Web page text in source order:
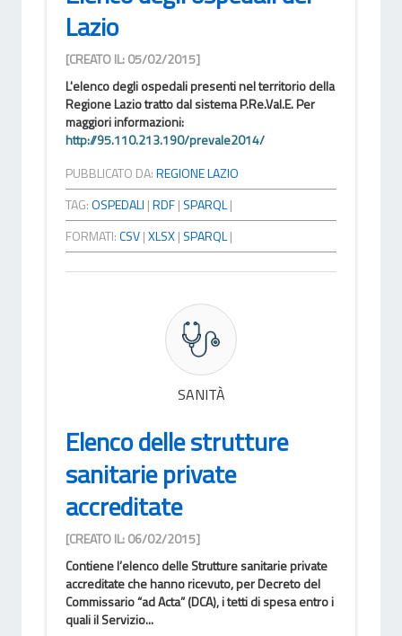
Lazio
[CREATO IL: 05/02/2015]
L'elenco degli ospedali presenti nel territorio della
Regione Lazio tratto dal sistema P.Re.Val.E. Per
maggiori informazioni:
http://95.110.213.190/prevale2014/
PUBBLICATO DA:REGIONE LAZIO
TAG:OSPEDALI |RDF| SPARQL|
FORMATI:CSV|XLSX| SPARQL|
SANITÀ
Elenco delle strutture
sanitarie private
accreditate
[CREATO IL: 06/02/2015]
Contiene l’elenco delle Strutture sanitarie private
accreditate che hanno ricevuto, per Decreto del
Commissario “ad Acta” (DCA), i tetti di spesa entro i
quali il Servizio...